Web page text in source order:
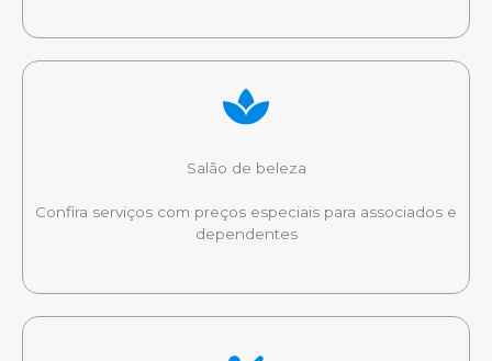
Salão de beleza
Confira serviços com preços especiais para associados e
dependentes